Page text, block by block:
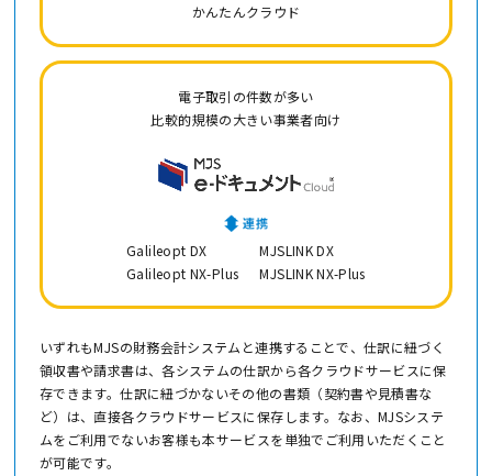
かんたんクラウド
電子取引の件数が多い
比較的規模の大きい事業者向け
Galileopt DX
Galileopt NX-Plus
MJSLINK DX
MJSLINK NX-Plus
いずれもMJSの財務会計システムと連携することで、仕訳に紐づく
領収書や請求書は、各システムの仕訳から各クラウドサービスに保
存できます。仕訳に紐づかないその他の書類（契約書や見積書な
ど）は、直接各クラウドサービスに保存します。なお、MJSシステ
ムをご利用でないお客様も本サービスを単独でご利用いただくこと
が可能です。